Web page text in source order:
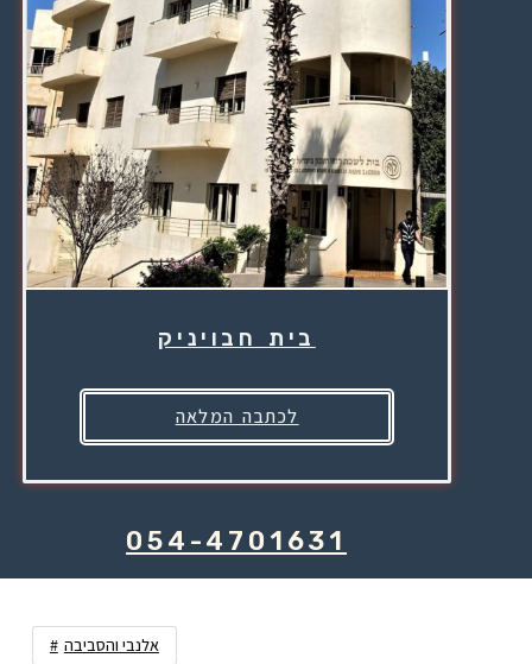
בית חבויניק
לכתבה המלאה
054-4701631
אלנבי והסביבה